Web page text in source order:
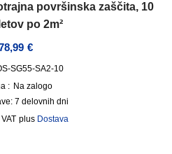
površinska zaščita, 10
po 2m²
€
SG55-SA2-10
: Na zalogo
7 delovnih dni
plus Dostava